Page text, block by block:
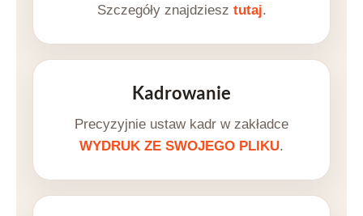
Szczegóły znajdziesz tutaj.
Kadrowanie
Precyzyjnie ustaw kadr w zakładce
WYDRUK ZE SWOJEGO PLIKU.